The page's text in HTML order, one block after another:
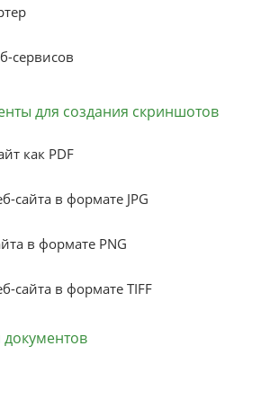
сервисов
для создания скриншотов
как PDF
сайта в формате JPG
в формате PNG
сайта в формате TIFF